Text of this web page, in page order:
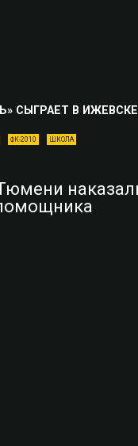
СЫГРАЕТ В ИЖЕВСКЕ
ФК-2010 ШКОЛА